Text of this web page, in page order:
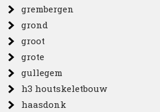
grembergen
grond
groot
grote
gullegem
h3 houtskeletbouw
haasdonk